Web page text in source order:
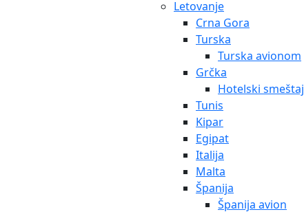
Letovanje
Crna Gora
Turska
Turska avionom
Grčka
Hotelski smeštaj
Tunis
Kipar
Egipat
Italija
Malta
Španija
Španija avion